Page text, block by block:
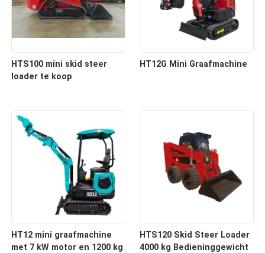
HTS100 mini skid steer
loader te koop
HT12G Mini Graafmachine
HT12 mini graafmachine
met 7 kW motor en 1200 kg
HTS120 Skid Steer Loader
4000 kg Bedieninggewicht